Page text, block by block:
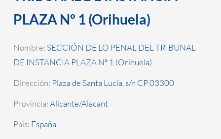
PLAZA Nº 1 (Orihuela)
Nombre: SECCIÓN DE LO PENAL DEL TRIBUNAL
DE INSTANCIA PLAZA Nº 1 (Orihuela)
Dirección: Plaza de Santa Lucía, s/n CP 03300
Provincia:Alicante/Alacant
País: España